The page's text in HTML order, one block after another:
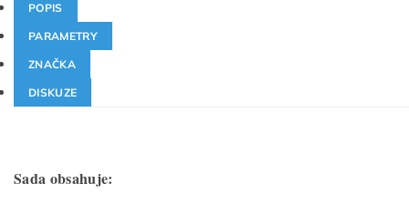
POPIS
PARAMETRY
ZNAČKA
DISKUZE
Sada obsahuje: